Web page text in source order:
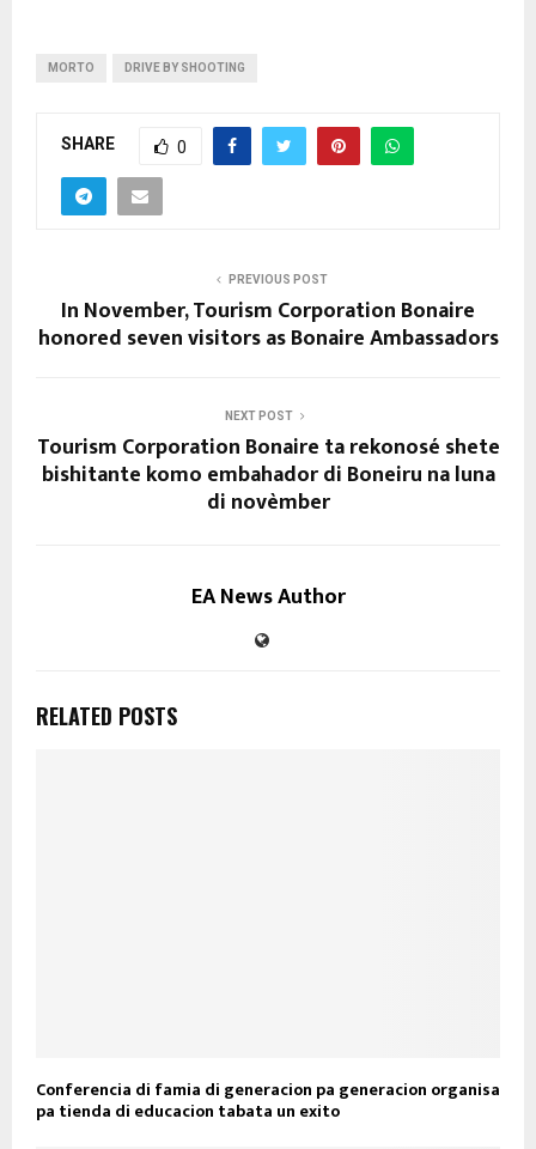
MORTO DRIVE BY SHOOTING
SHARE 0
PREVIOUS POST
In November, Tourism Corporation Bonaire
honored seven visitors as Bonaire Ambassadors
NEXT POST
Tourism Corporation Bonaire ta rekonosé shete
bishitante komo embahador di Boneiru na luna
di novèmber
EA News Author
RELATED POSTS
Conferencia di famia di generacion pa generacion organisa
pa tienda di educacion tabata un exito